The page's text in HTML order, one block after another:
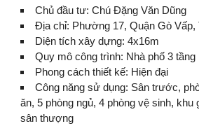
Chủ đầu tư: Chú Đặng Văn Dũng
Địa chỉ: Phường 17, Quận Gò Vấp,
Diện tích xây dựng: 4x16m
Quy mô công trình: Nhà phố 3 tầng
Phong cách thiết kế: Hiện đại
Công năng sử dụng: Sân trước,
ăn, 5 phòng ngủ, 4 phòng vệ sinh,
sân thượng